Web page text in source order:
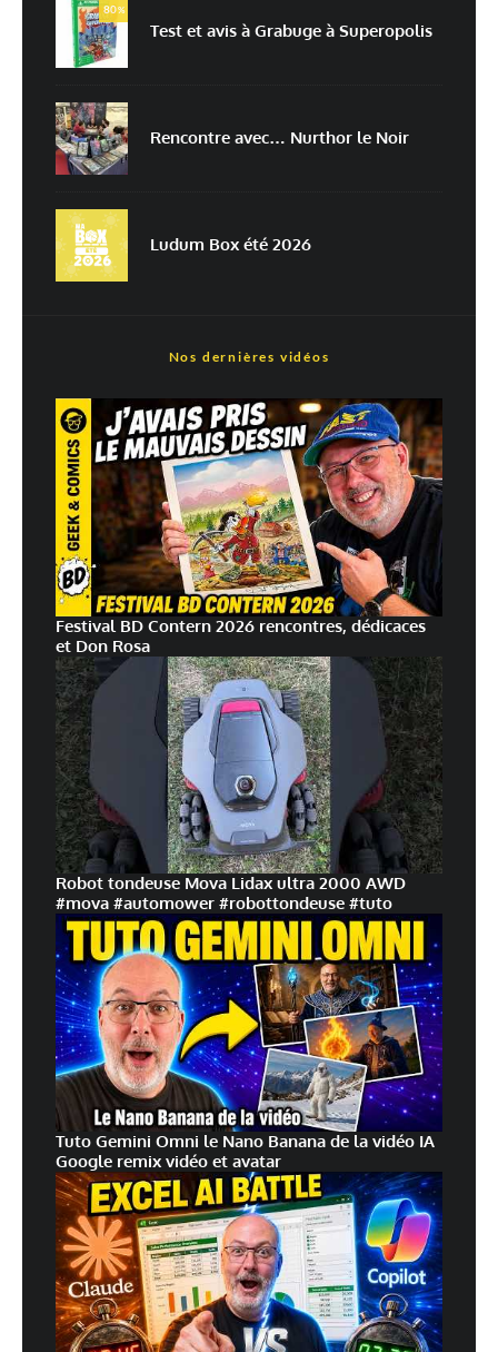
Prévenez-moi de tous les nouveaux commentaires par e-mail.
Prévenez-moi de tous les nouveaux articles par e-mail.
traitées
80%
Test et avis à Grabuge à Superopolis
Rencontre avec… Nurthor le Noir
Ludum Box été 2026
Nos dernières vidéos
Festival BD Contern 2026 rencontres, dédicaces
et Don Rosa
Robot tondeuse Mova Lidax ultra 2000 AWD
#mova #automower #robottondeuse #tuto
Tuto Gemini Omni le Nano Banana de la vidéo IA
Google remix vidéo et avatar